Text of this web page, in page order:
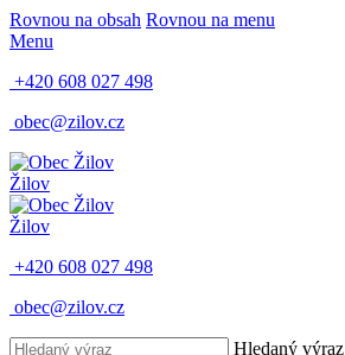
Rovnou na obsah Rovnou na menu
Menu
+420 608 027 498
obec@zilov.cz
Žilov
Žilov
+420 608 027 498
obec@zilov.cz
Hledaný výraz